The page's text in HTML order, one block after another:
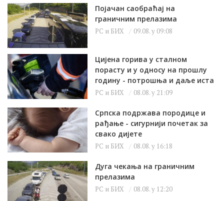
Појачан саобраћај на
граничним прелазима
РС и БИХ 09.08. у 09:08
Цијена горива у сталном
порасту и у односу на прошлу
годину - потрошња и даље иста
РС и БИХ 08.08. у 21:09
Српска подржава породице и
рађање - сигурнији почетак за
свако дијете
РС и БИХ 08.08. у 16:18
Дуга чекања на граничним
прелазима
РС и БИХ 08.08. у 12:20